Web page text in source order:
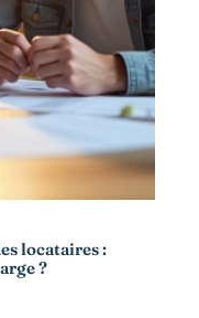
locataires :
?